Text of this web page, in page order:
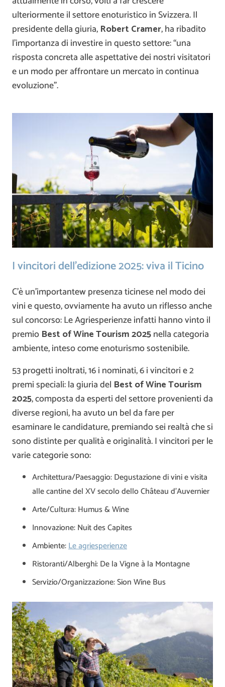
ulteriormente il settore enoturistico in Svizzera. Il
presidente della giuria, Robert Cramer, ha ribadito
l’importanza di investire in questo settore: “una
risposta concreta alle aspettative dei nostri visitatori
e un modo per affrontare un mercato in continua
evoluzione”.
I vincitori dell’edizione 2025: viva il Ticino
C’è un’importantew presenza ticinese nel modo dei
vini e questo, ovviamente ha avuto un riflesso anche
sul concorso: Le Agriesperienze infatti hanno vinto il
premio Best of Wine Tourism 2025nella categoria
ambiente, inteso come enoturismo sostenibile.
53 progetti inoltrati, 16 i nominati, 6 i vincitori e 2
premi speciali: la giuria del Best of Wine Tourism
2025, composta da esperti del settore provenienti da
diverse regioni, ha avuto un bel da fare per
esaminare le candidature, premiando sei realtà che si
sono distinte per qualità e originalità. I vincitori per le
varie categorie sono:
Architettura/Paesaggio: Degustazione di vini e visita
alle cantine del XV secolo dello Château d’Auvernier
Arte/Cultura: Humus & Wine
Innovazione: Nuit des Capites
Ambiente:Le agriesperienze
Ristoranti/Alberghi: De la Vigne à la Montagne
Servizio/Organizzazione: Sion Wine Bus